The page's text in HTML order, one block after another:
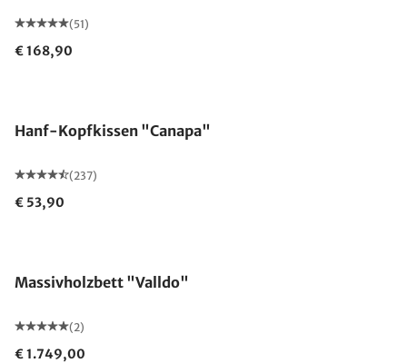
(51)
€ 168,90
Hanf-Kopfkissen "Canapa"
(237)
€ 53,90
Massivholzbett "Valldo"
(2)
€ 1.749,00